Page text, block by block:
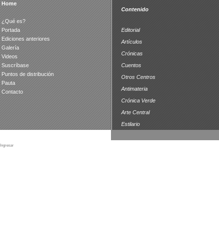
Home
¿Qué es?
Portada
Ediciones anteriores
Galería
Videos
Suscríbase
Puntos de distribución
Pauta
Contacto
Contenido
Editorial
Artículos
Crónicas
Cuentos
Otros Centros
Antimateria
Crónica Verde
Arte Central
Estilario
Ingresar